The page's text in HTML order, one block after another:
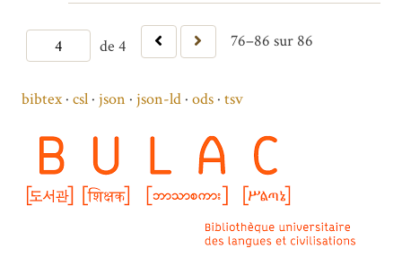
de 4 76–86 sur 86
bibtex csl json json-ld ods tsv